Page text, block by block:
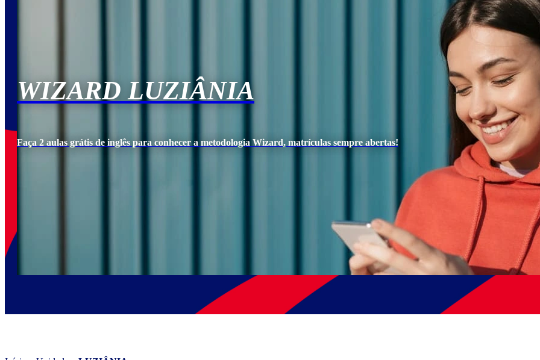
WIZARD LUZIÂNIA
Faça 2 aulas grátis de inglês para conhecer a metodologia Wizard, matrículas sempre abertas!